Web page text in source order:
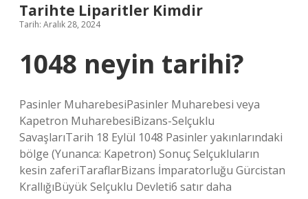
Tarihte Liparitler Kimdir
Tarih: Aralık 28, 2024
1048 neyin tarihi?
Pasinler MuharebesiPasinler Muharebesi veya
Kapetron MuharebesiBizans-Selçuklu
SavaşlarıTarih 18 Eylül 1048 Pasinler yakınlarındaki
bölge (Yunanca: Kapetron) Sonuç Selçukluların
kesin zaferiTaraflarBizans İmparatorluğu Gürcistan
KrallığıBüyük Selçuklu Devleti6 satır daha